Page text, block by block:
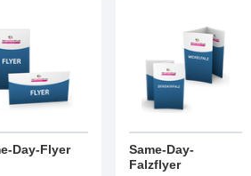
Day-Flyer
Same-Day-
Falzflyer